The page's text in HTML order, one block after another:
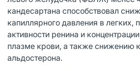
кандесартана способствовал
капиллярного давления в
активности ренина и
плазме крови, а также снижению
альдостерона.